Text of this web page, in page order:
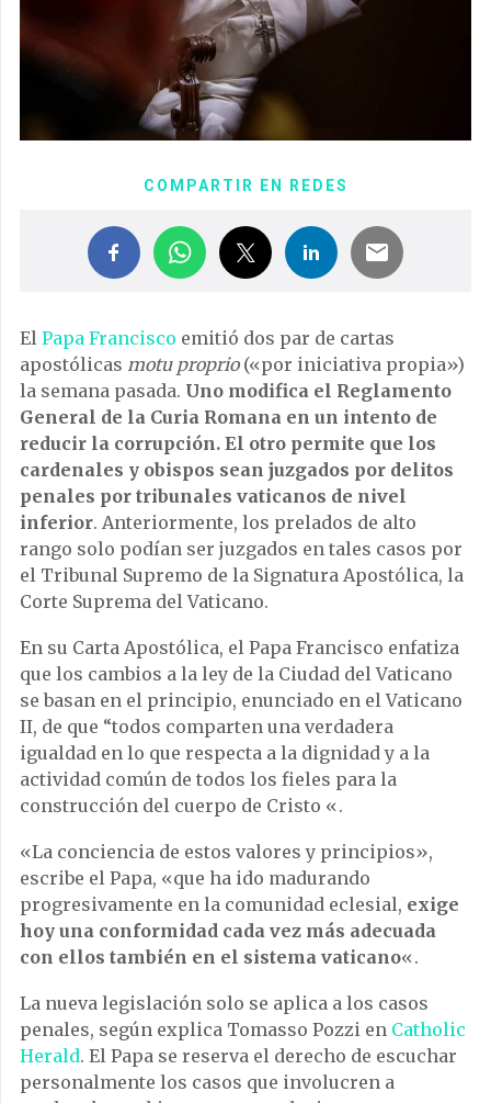
COMPARTIR EN REDES
El Papa Francisco emitió dos par de cartas
apostólicas motu proprio («por iniciativa propia»)
la semana pasada. Uno modifica el Reglamento
General de la Curia Romana en un intento de
reducir la corrupción. El otro permite que los
cardenales y obispos sean juzgados por delitos
penales por tribunales vaticanos de nivel
inferior. Anteriormente, los prelados de alto
rango solo podían ser juzgados en tales casos por
el Tribunal Supremo de la Signatura Apostólica, la
Corte Suprema del Vaticano.
En su Carta Apostólica, el Papa Francisco enfatiza
que los cambios a la ley de la Ciudad del Vaticano
se basan en el principio, enunciado en el Vaticano
II, de que “todos comparten una verdadera
igualdad en lo que respecta a la dignidad y a la
actividad común de todos los fieles para la
construcción del cuerpo de Cristo «.
«La conciencia de estos valores y principios»,
escribe el Papa, «que ha ido madurando
progresivamente en la comunidad eclesial, exige
hoy una conformidad cada vez más adecuada
con ellos también en el sistema vaticano«.
La nueva legislación solo se aplica a los casos
penales, según explica Tomasso Pozzi en Catholic
Herald. El Papa se reserva el derecho de escuchar
personalmente los casos que involucren a